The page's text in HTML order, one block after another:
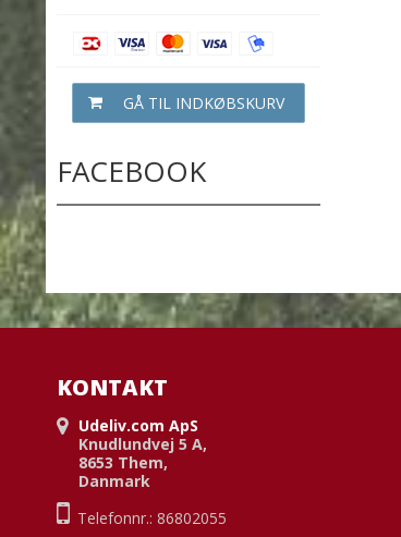
GÅ TIL INDKØBSKURV
FACEBOOK
KONTAKT
Udeliv.com ApS
Knudlundvej 5 A,
8653 Them,
Danmark
Telefonnr.: 86802055